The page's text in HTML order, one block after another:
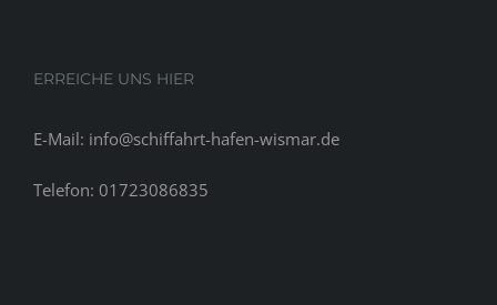
ERREICHE UNS HIER
E-Mail: info@schiffahrt-hafen-wismar.de
Telefon: 01723086835